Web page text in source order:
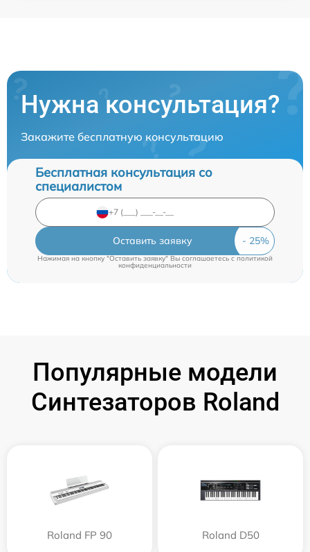
Нужна консультация?
Закажите бесплатную консультацию
Бесплатная консультация со
специалистом
Оставить заявку
Нажимая на кнопку "Оставить заявку" Вы соглашаетесь cполитикой
конфиденциальности
Популярные модели
Синтезаторов Roland
Roland FP 90 Roland D50